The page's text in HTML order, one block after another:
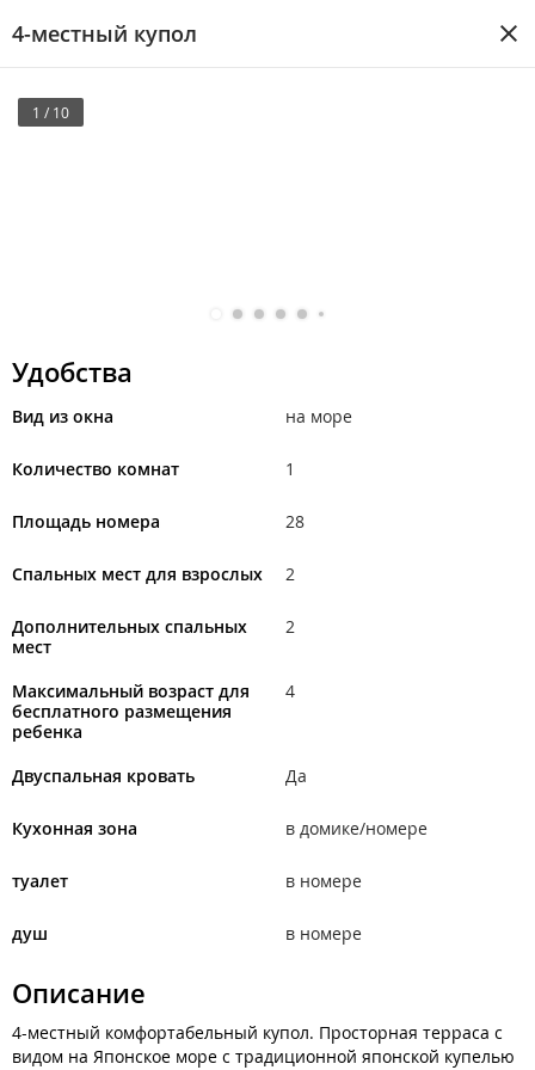
4-местный купол
1 / 10
Удобства
Вид из окна на море
Количество комнат 1
Площадь номера 28
Спальных мест для взрослых 2
Дополнительных спальных
мест
2
Максимальный возраст для
бесплатного размещения
ребенка
4
Двуспальная кровать Да
Кухонная зона в домике/номере
туалет в номере
душ в номере
Описание
4-местный комфортабельный купол. Просторная терраса с
видом на Японское море с традиционной японской купелью